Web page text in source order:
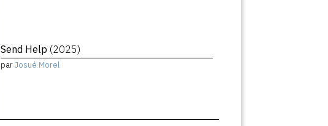
Send Help (2025)
parJosué Morel